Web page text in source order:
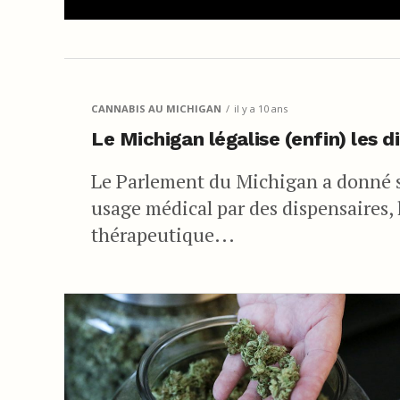
CANNABIS AU MICHIGAN il y a 10 ans
Le Michigan légalise (enfin) les
Le Parlement du Michigan a
usage médical par des
thérapeutique...